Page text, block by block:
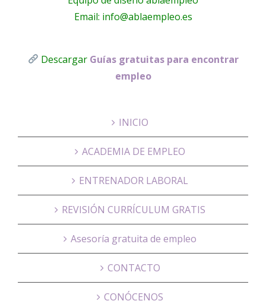
Email: info@ablaempleo.es
Descargar Guías gratuitas para encontrar
empleo
INICIO
ACADEMIA DE EMPLEO
ENTRENADOR LABORAL
REVISIÓN CURRÍCULUM GRATIS
Asesoría gratuita de empleo
CONTACTO
CONÓCENOS